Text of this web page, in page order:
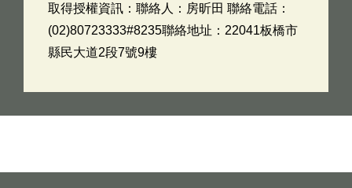
取得授權資訊：聯絡人：房昕田 聯絡電話：
(02)80723333#8235聯絡地址：22041板橋市
縣民大道2段7號9樓